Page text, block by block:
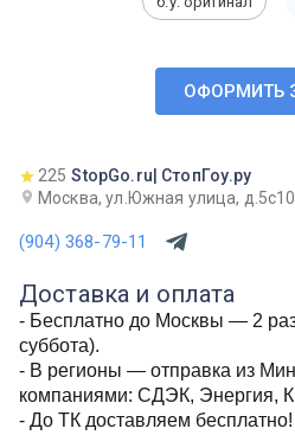
ОФОРМИТЬ
225 StopGo.ru| СтопГоу.ру
Москва, ул.Южная улица, д.5с10
(904) 368-79-11
Доставка и оплата
- Бесплатно до Москвы — 2
суббота).
- В регионы — отправка из
компаниями: СДЭК, Энергия,
- До ТК доставляем бесплатно!